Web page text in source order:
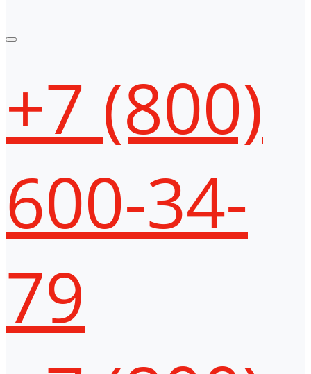
+7 (800)
600-34-
79